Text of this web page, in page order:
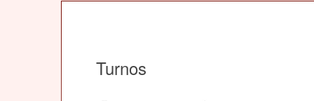
Turnos